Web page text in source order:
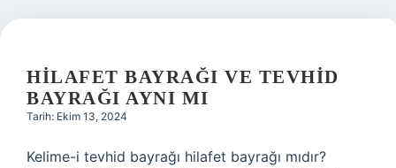
HILAFET BAYRAĞI VE TEVHID
BAYRAĞI AYNI MI
Tarih: Ekim 13, 2024
Kelime-i tevhid bayrağı hilafet bayrağı mıdır?